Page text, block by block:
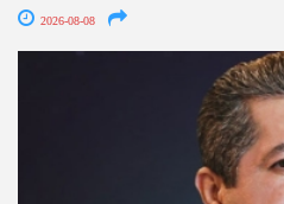
2026-08-08